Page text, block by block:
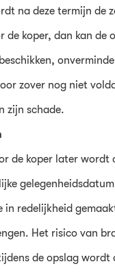
na deze termijn de
de koper, dan kan de
zover nog niet
zijn schade.
de koper later wordt
in redelijkheid
Het risico van
de opslag wordt